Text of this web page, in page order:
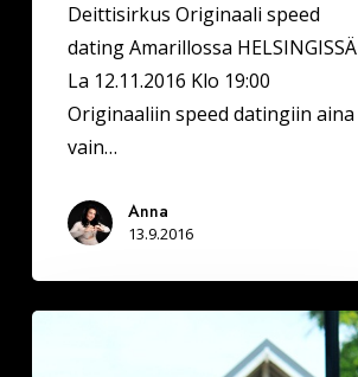
Deittisirkus Originaali speed
dating Amarillossa HELSINGISSÄ
La 12.11.2016 Klo 19:00
Originaaliin speed datingiin aina
vain…
Anna
13.9.2016